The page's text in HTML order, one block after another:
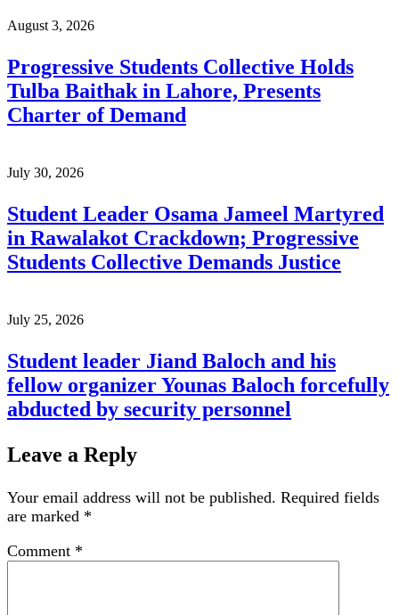
August 3, 2026
Progressive Students Collective Holds
Tulba Baithak in Lahore, Presents
Charter of Demand
July 30, 2026
Student Leader Osama Jameel Martyred
in Rawalakot Crackdown; Progressive
Students Collective Demands Justice
July 25, 2026
Student leader Jiand Baloch and his
fellow organizer Younas Baloch forcefully
abducted by security personnel
Leave a Reply
Your email address will not be published. Required fields
are marked *
Comment *